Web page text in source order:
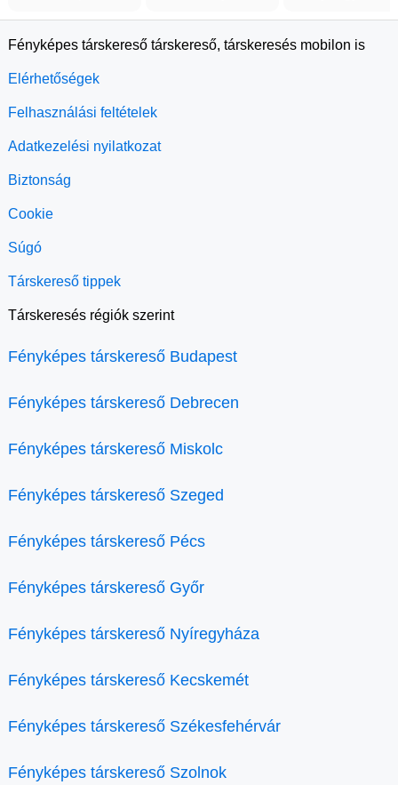
Fényképes társkereső társkereső, társkeresés mobilon is
Elérhetőségek
Felhasználási feltételek
Adatkezelési nyilatkozat
Biztonság
Cookie
Súgó
Társkereső tippek
Társkeresés régiók szerint
Fényképes társkereső Budapest
Fényképes társkereső Debrecen
Fényképes társkereső Miskolc
Fényképes társkereső Szeged
Fényképes társkereső Pécs
Fényképes társkereső Győr
Fényképes társkereső Nyíregyháza
Fényképes társkereső Kecskemét
Fényképes társkereső Székesfehérvár
Fényképes társkereső Szolnok